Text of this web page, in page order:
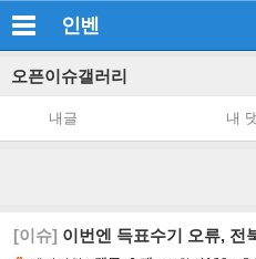
인벤
오픈이슈갤러리
내글 내
[이슈] 이번엔 득표수기 오류, 전